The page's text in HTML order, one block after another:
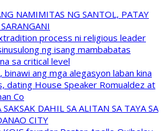
NAMIMITAS NG SANTOL, PATAY
process ni religious leader
ng isang mambabatas
sa critical level
ang mga alegasyon laban kina
dating House Speaker Romualdez at
Co
DAHIL SA ALITAN SA TAYA SA
CITY